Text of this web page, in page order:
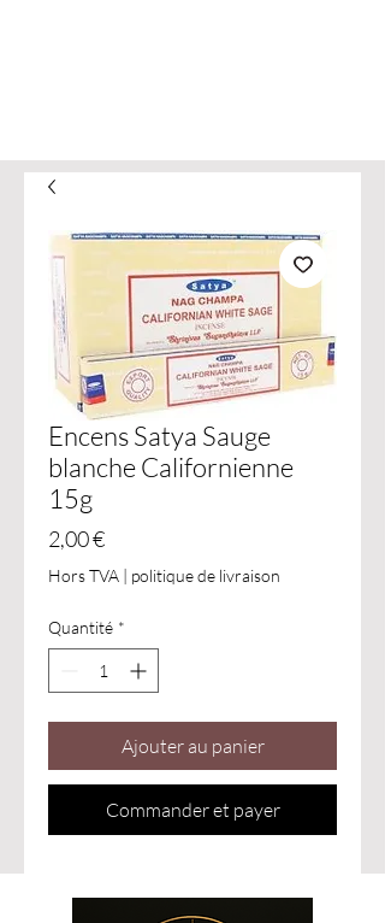
Encens Satya Sauge
blanche Californienne
15g
2,00 €Prix
Hors TVA | politique de livraison
Quantité *
Ajouter au panier
Commander et payer